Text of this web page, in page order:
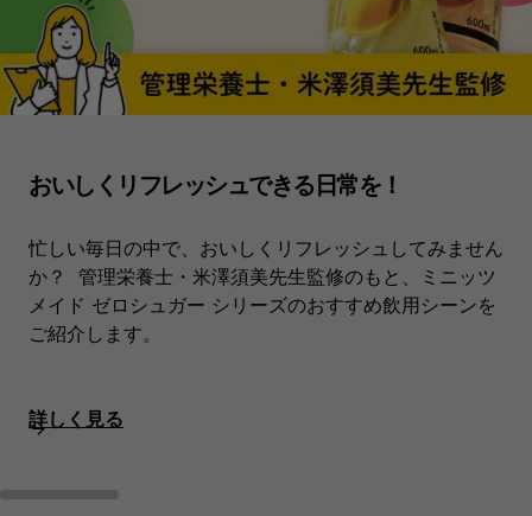
おいしくリフレッシュできる日常を！
忙しい毎日の中で、おいしくリフレッシュしてみません
か？ 管理栄養士・米澤須美先生監修のもと、ミニッツ
メイド ゼロシュガー シリーズのおすすめ飲用シーンを
ご紹介します。
詳しく見る